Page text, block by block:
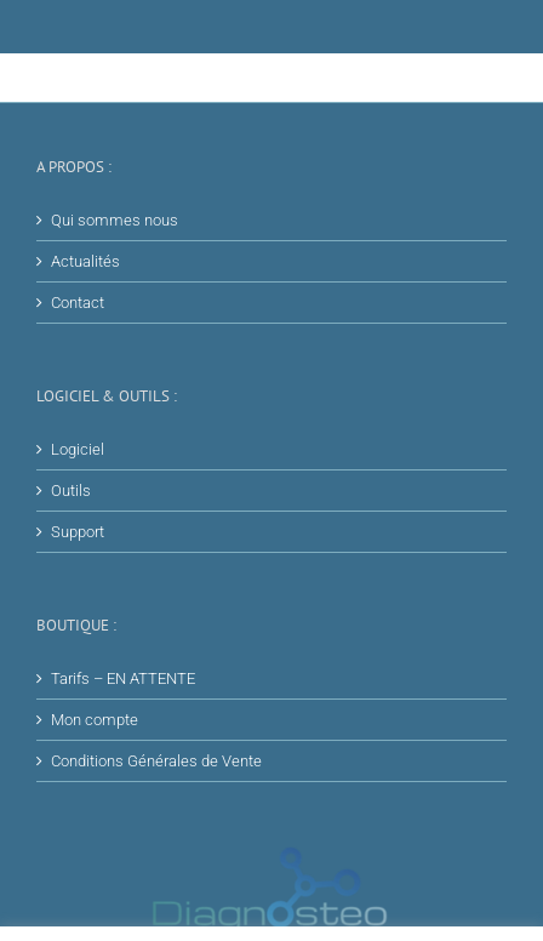
A PROPOS :
Qui sommes nous
Actualités
Contact
LOGICIEL & OUTILS :
Logiciel
Outils
Support
BOUTIQUE :
Tarifs – EN ATTENTE
Mon compte
Conditions Générales de Vente